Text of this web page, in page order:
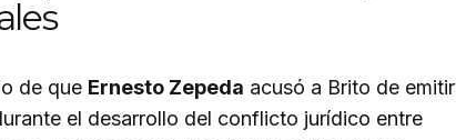
de que Ernesto Zepeda acusó a Brito de emitir
el desarrollo del conflicto jurídico entre